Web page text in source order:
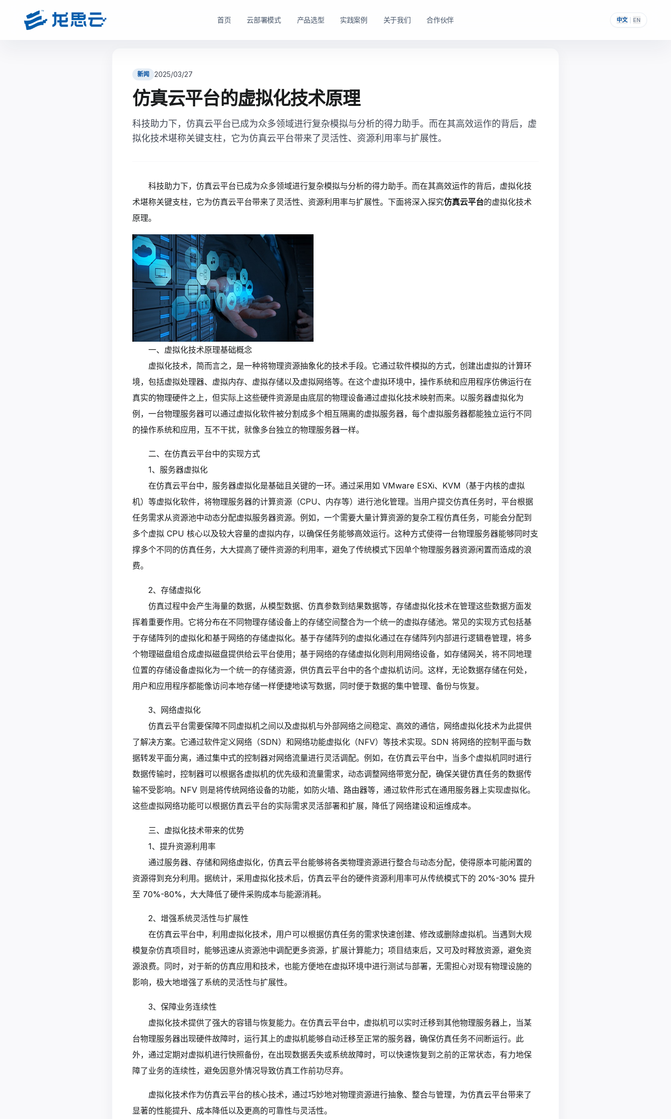
首页 云部署模式
面向对数据安全、合规、低延迟和本地化部署有要求的制造业研发团队，在客户
数据留在本地，更适合涉密研发和核心资料保护
私有云方案
面向已有机房、服务器资源或完整 IT 运维体系的企业，帮助其构建自主可控的
私有云平台。
domain适合已有 IT 基础设施和专业运维团队的企业
查看私有云方案
产品选型
面向快速启动、分阶段投入和持续优化场景，按需获取产品与服务能力。
支持业务增长下的灵活扩容
私有买断产品
面向强调资产自持与长期可控的企业，提供一次性采购与私有化部署能力。
dns适配私有化长期建设路径
tune软硬件能力组合可按阶段规划
实践案例 关于我们 合作伙伴 中文 EN
新闻 2025/03/27
仿真云平台的虚拟化技术原理
科技助力下，仿真云平台已成为众多领域进行复杂模拟与分析的得力助手。而在其高效运作的背后，虚
拟化技术堪称关键支柱，它为仿真云平台带来了灵活性、资源利用率与扩展性。
科技助力下，仿真云平台已成为众多领域进行复杂模拟与分析的得力助手。而在其高效运作的背后，虚拟化技
术堪称关键支柱，它为仿真云平台带来了灵活性、资源利用率与扩展性。下面将深入探究仿真云平台的虚拟化技术
原理。
一、虚拟化技术原理基础概念
虚拟化技术，简而言之，是一种将物理资源抽象化的技术手段。它通过软件模拟的方式，创建出虚拟的计算环
境，包括虚拟处理器、虚拟内存、虚拟存储以及虚拟网络等。在这个虚拟环境中，操作系统和应用程序仿佛运行在
真实的物理硬件之上，但实际上这些硬件资源是由底层的物理设备通过虚拟化技术映射而来。以服务器虚拟化为
例，一台物理服务器可以通过虚拟化软件被分割成多个相互隔离的虚拟服务器，每个虚拟服务器都能独立运行不同
的操作系统和应用，互不干扰，就像多台独立的物理服务器一样。
二、在仿真云平台中的实现方式
1、服务器虚拟化
在仿真云平台中，服务器虚拟化是基础且关键的一环。通过采用如 VMware ESXi、KVM（基于内核的虚拟
机）等虚拟化软件，将物理服务器的计算资源（CPU、内存等）进行池化管理。当用户提交仿真任务时，平台根据
任务需求从资源池中动态分配虚拟服务器资源。例如，一个需要大量计算资源的复杂工程仿真任务，可能会分配到
多个虚拟 CPU 核心以及较大容量的虚拟内存，以确保任务能够高效运行。这种方式使得一台物理服务器能够同时支
撑多个不同的仿真任务，大大提高了硬件资源的利用率，避免了传统模式下因单个物理服务器资源闲置而造成的浪
费。
2、存储虚拟化
仿真过程中会产生海量的数据，从模型数据、仿真参数到结果数据等，存储虚拟化技术在管理这些数据方面发
挥着重要作用。它将分布在不同物理存储设备上的存储空间整合为一个统一的虚拟存储池。常见的实现方式包括基
于存储阵列的虚拟化和基于网络的存储虚拟化。基于存储阵列的虚拟化通过在存储阵列内部进行逻辑卷管理，将多
个物理磁盘组合成虚拟磁盘提供给云平台使用；基于网络的存储虚拟化则利用网络设备，如存储网关，将不同地理
位置的存储设备虚拟化为一个统一的存储资源，供仿真云平台中的各个虚拟机访问。这样，无论数据存储在何处，
用户和应用程序都能像访问本地存储一样便捷地读写数据，同时便于数据的集中管理、备份与恢复。
3、网络虚拟化
仿真云平台需要保障不同虚拟机之间以及虚拟机与外部网络之间稳定、高效的通信，网络虚拟化技术为此提供
了解决方案。它通过软件定义网络（SDN）和网络功能虚拟化（NFV）等技术实现。SDN 将网络的控制平面与数
据转发平面分离，通过集中式的控制器对网络流量进行灵活调配。例如，在仿真云平台中，当多个虚拟机同时进行
数据传输时，控制器可以根据各虚拟机的优先级和流量需求，动态调整网络带宽分配，确保关键仿真任务的数据传
输不受影响。NFV 则是将传统网络设备的功能，如防火墙、路由器等，通过软件形式在通用服务器上实现虚拟化。
这些虚拟网络功能可以根据仿真云平台的实际需求灵活部署和扩展，降低了网络建设和运维成本。
三、虚拟化技术带来的优势
1、提升资源利用率
通过服务器、存储和网络虚拟化，仿真云平台能够将各类物理资源进行整合与动态分配，使得原本可能闲置的
资源得到充分利用。据统计，采用虚拟化技术后，仿真云平台的硬件资源利用率可从传统模式下的 20%-30% 提升
至 70%-80%，大大降低了硬件采购成本与能源消耗。
2、增强系统灵活性与扩展性
在仿真云平台中，利用虚拟化技术，用户可以根据仿真任务的需求快速创建、修改或删除虚拟机。当遇到大规
模复杂仿真项目时，能够迅速从资源池中调配更多资源，扩展计算能力；项目结束后，又可及时释放资源，避免资
源浪费。同时，对于新的仿真应用和技术，也能方便地在虚拟环境中进行测试与部署，无需担心对现有物理设施的
影响，极大地增强了系统的灵活性与扩展性。
3、保障业务连续性
虚拟化技术提供了强大的容错与恢复能力。在仿真云平台中，虚拟机可以实时迁移到其他物理服务器上，当某
台物理服务器出现硬件故障时，运行其上的虚拟机能够自动迁移至正常的服务器，确保仿真任务不间断运行。此
外，通过定期对虚拟机进行快照备份，在出现数据丢失或系统故障时，可以快速恢复到之前的正常状态，有力地保
障了业务的连续性，避免因意外情况导致仿真工作前功尽弃。
虚拟化技术作为仿真云平台的核心技术，通过巧妙地对物理资源进行抽象、整合与管理，为仿真云平台带来了
显著的性能提升、成本降低以及更高的可靠性与灵活性。‍